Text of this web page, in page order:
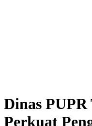
Dinas
Perkuat